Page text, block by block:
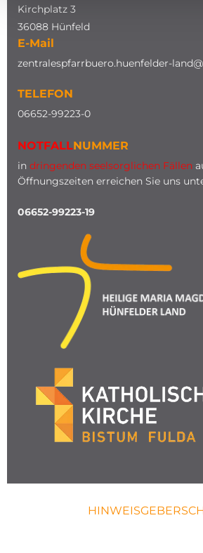
Kirchplatz 3
36088 Hünfeld
E-Mail
zentralespfarrbuero.huenfelder-
TELEFON
06652-99223-0
NOTFALLNUMMER
in dringenden seelsorglichen Fällen
Öffnungszeiten erreichen Sie uns
06652-99223-19